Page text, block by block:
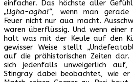
einfacher. Das höchste aller
„Ugha-agha!“, wenn man
Feuer nicht nur aua macht.
waren überflüssig. Und wenn einer
halt was mit der Keule auf den
gewisser Weise stellt
auf die prähistorischen Zeiten dar.
sich jedenfalls unweigerlich auf,
Stingray dabei beobachtet, wie